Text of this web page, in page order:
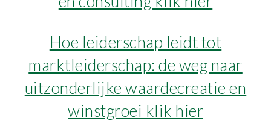
Hoe leiderschap leidt tot
marktleiderschap: de weg naar
uitzonderlijke waardecreatie en
winstgroei klik hier